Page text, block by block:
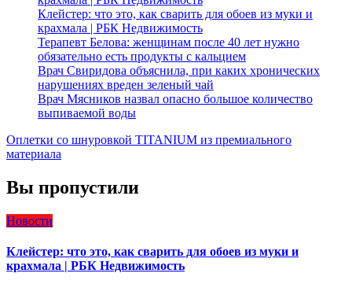
Клейстер: что это, как сварить для обоев из муки и
крахмала | РБК Недвижимость
Терапевт Белова: женщинам после 40 лет нужно
обязательно есть продукты с кальцием
Врач Свиридова объяснила, при каких хронических
нарушениях вреден зеленый чай
Врач Мясников назвал опасно большое количество
выпиваемой воды
Оплетки со шнуровкой TITANIUM из премиального
материала
Вы пропустили
Новости
Клейстер: что это, как сварить для обоев из муки и
крахмала | РБК Недвижимость